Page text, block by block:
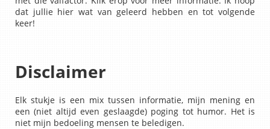
dat jullie hier wat van geleerd hebben en tot volgende
keer!
Disclaimer
Elk stukje is een mix tussen informatie, mijn mening en
een (niet altijd even geslaagde) poging tot humor. Het is
niet mijn bedoeling mensen te beledigen.